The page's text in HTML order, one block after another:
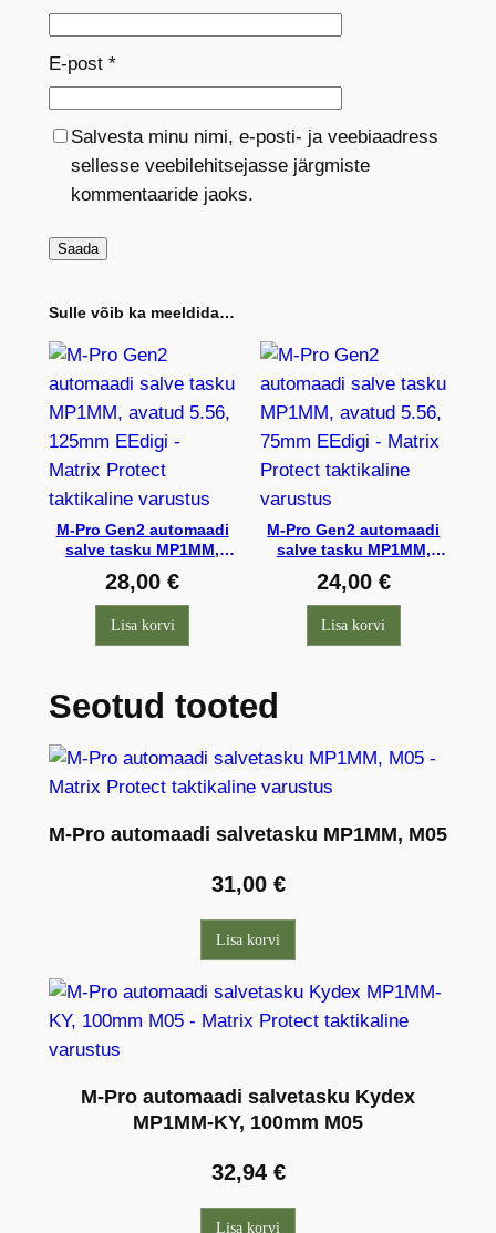
E-post *
Salvesta minu nimi, e-posti- ja veebiaadress
sellesse veebilehitsejasse järgmiste
kommentaaride jaoks.
Sulle võib ka meeldida…
M-Pro Gen2 automaadi
salve tasku MP1MM,
avatud 5.56, 125mm
EEdigi
28,00€
Lisa korvi
M-Pro Gen2 automaadi
salve tasku MP1MM,
avatud 5.56, 75mm
EEdigi
24,00 €
Lisa korvi
Seotud tooted
M-Pro automaadi salvetasku MP1MM, M05
31,00 €
Lisa korvi
M-Pro automaadi salvetasku Kydex
MP1MM-KY, 100mm M05
32,94 €
Lisa korvi